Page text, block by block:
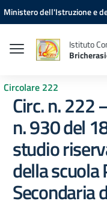
Vai ai contenuti
Vai al menu di navigazione
Vai al footer
Ministero dell'Istruzione e
Istituto
Circolare 222
Circ. n. 222
n. 930 del
studio
della scuola
Secondaria